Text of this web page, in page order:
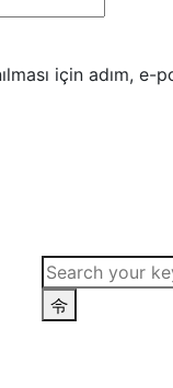
için adım,